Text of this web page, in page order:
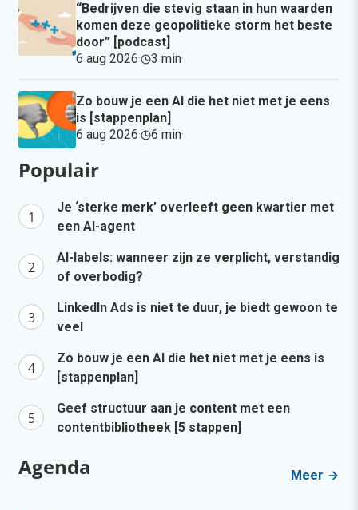
“Bedrijven die stevig staan in hun waarden
komen deze geopolitieke storm het beste
door” [podcast]
6 aug 2026· 3 min·
Zo bouw je een AI die het niet met je eens
is [stappenplan]
6 aug 2026· 6 min·
Populair
Je ‘sterke merk’ overleeft geen kwartier met
een AI-agent
AI-labels: wanneer zijn ze verplicht, verstandig
of overbodig?
LinkedIn Ads is niet te duur, je biedt gewoon te
veel
Zo bouw je een AI die het niet met je eens is
[stappenplan]
Geef structuur aan je content met een
contentbibliotheek [5 stappen]
Agenda Meer